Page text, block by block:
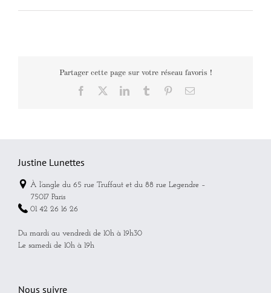
Partager cette page sur votre réseau favoris !
Facebook LinkedInTumblr PinterestEmail
Justine Lunettes
À l’angle du 65 rue Truffaut et du 88 rue Legendre –
75017 Paris
01 42 26 16 26
Du mardi au vendredi de 10h à 19h30
Le samedi de 10h à 19h
Nous suivre